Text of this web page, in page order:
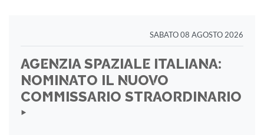
SABATO 08 AGOSTO 2026
AGENZIA SPAZIALE ITALIANA:
NOMINATO IL NUOVO
COMMISSARIO STRAORDINARIO
‣